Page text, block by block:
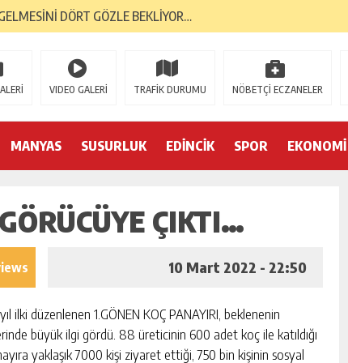
DÖRT GÖZLE BEKLİYOR…
SÜRDÜRDÜ…
DEMOKRASİ PLATFORMU’NDAN…
GAZİLERİNE 52 YIL SONRA AHD-İ VEFA…
YILINDA; 2 BİN 226 MEZUN…
2. GENÇLİK MERKEZİ…
VIDEO GALERİ TRAFİK DURUMU NÖBETÇİ ECZANELER
MANYAS SUSURLUK EDİNCİK SPOR EKONOMİ
ÇIKTI…
10 Mart 2022 - 22:50
ilki düzenlenen 1.GÖNEN KOÇ PANAYIRI, beklenenin
büyük ilgi gördü. 88 üreticinin 600 adet koç ile katıldığı
yaklaşık 7000 kişi ziyaret ettiği, 750 bin kişinin sosyal